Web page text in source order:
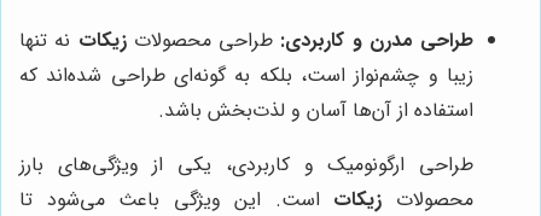
طراحی مدرن و کاربردی: طراحی محصولاتزیکات نه تنها
زیبا و چشم‌نواز است، بلکه به گونه‌ای طراحی شده‌اند که
استفاده از آن‌ها آسان و لذت‌بخش باشد.
طراحی ارگونومیک و کاربردی، یکی از ویژگی‌های بارز
محصولات زیکات است. این ویژگی باعث می‌شود تا